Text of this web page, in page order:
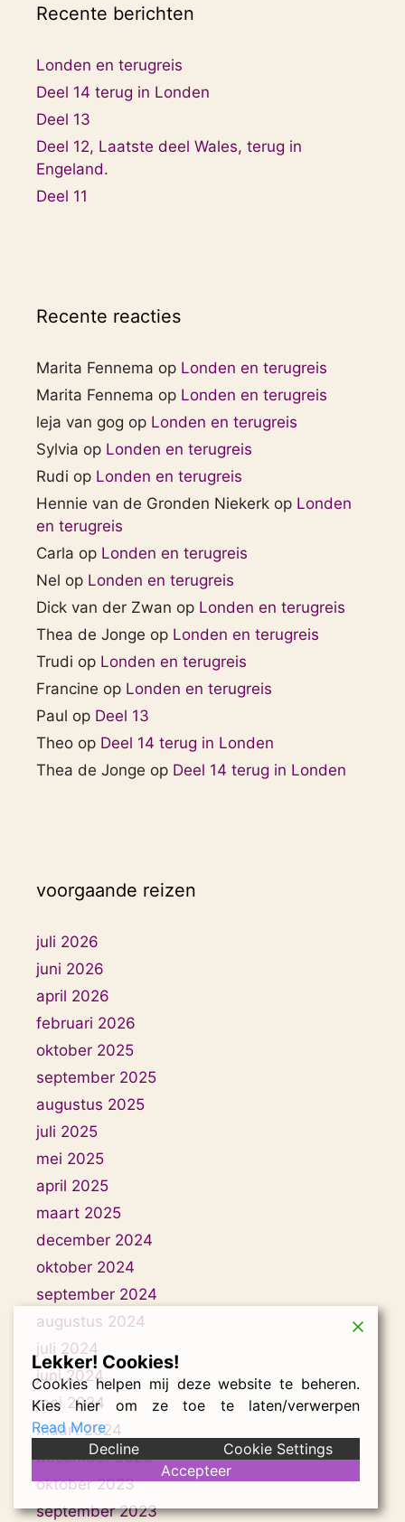
Recente berichten
Londen en terugreis
Deel 14 terug in Londen
Deel 13
Deel 12, Laatste deel Wales, terug in
Engeland.
Deel 11
Recente reacties
Marita Fennema op Londen en terugreis
Marita Fennema op Londen en terugreis
leja van gog op Londen en terugreis
Sylvia op Londen en terugreis
Rudi op Londen en terugreis
Hennie van de Gronden Niekerk op Londen
en terugreis
Carla op Londen en terugreis
Nel op Londen en terugreis
Dick van der Zwan op Londen en terugreis
Thea de Jonge op Londen en terugreis
Trudi op Londen en terugreis
Francine op Londen en terugreis
Paul op Deel 13
Theo op Deel 14 terug in Londen
Thea de Jonge op Deel 14 terug in Londen
voorgaande reizen
juli 2026
juni 2026
april 2026
februari 2026
oktober 2025
september 2025
augustus 2025
juli 2025
mei 2025
april 2025
maart 2025
december 2024
oktober 2024
september 2024
augustus 2024
juli 2024
juni 2024
mei 2024
maart 2024
december 2023
oktober 2023
september 2023
Lekker! Cookies!
Cookies helpen mij deze website te beheren.
Kies hier om ze toe te laten/verwerpen
Read More
Decline
Cookie Settings
Accepteer